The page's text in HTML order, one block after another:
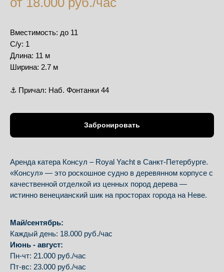
Вместимость: до 11
С/у: 1
Длина: 11 м
Ширина: 2.7 м
⚓️ Причал: Наб. Фонтанки 44
Забронировать
Аренда катера Консул – Royal Yacht в Санкт-Петербурге.
«Консул» — это роскошное судно в деревянном корпусе с
качественной отделкой из ценных пород дерева —
истинно венецианский шик на просторах города на Неве.
Май/сентябрь:
Каждый день: 18.000 руб./час
Июнь - август:
Пн-чт: 21.000 руб./час
Пт-вс: 23.000 руб./час